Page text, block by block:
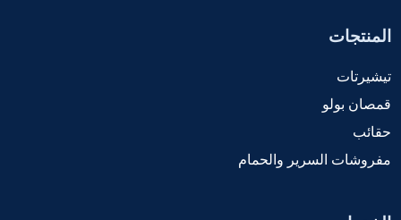
المنتجات
تيشيرتات
قمصان بولو
حقائب
مفروشات السرير والحمام